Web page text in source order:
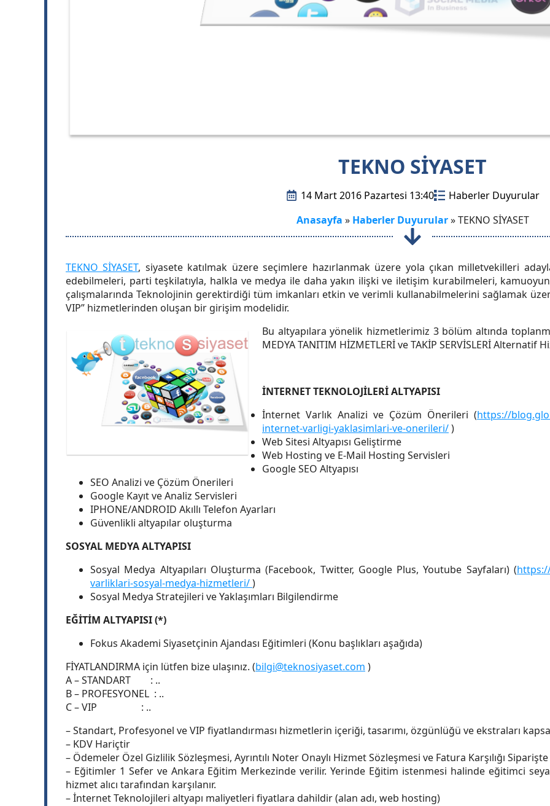
TEKNO SİYASET
14 Mart 2016 Pazartesi 13:40
Haberler Duyurular
Anasayfa » Haberler Duyurular»TEKNO SİYASET
TEKNO SİYASET, siyasete katılmak üzere seçimlere hazırlanmak üzere yola çıkan milletvekilleri
edebilmeleri, parti teşkilatıyla, halkla ve medya ile daha yakın ilişki ve iletişim kurabilmeleri,
çalışmalarında Teknolojinin gerektirdiği tüm imkanları etkin ve verimli kullanabilmelerini sağlamak
VIP” hizmetlerinden oluşan bir girişim modelidir.
Bu altyapılara yönelik hizmetlerimiz 3 bölüm altında
MEDYA TANITIM HİZMETLERİ ve TAKİP SERVİSLERİ
İNTERNET TEKNOLOJİLERİ ALTYAPISI
İnternet Varlık Analizi ve Çözüm Önerileri (https://
internet-varligi-yaklasimlari-ve-onerileri/)
Web Sitesi Altyapısı Geliştirme
Web Hosting ve E-Mail Hosting Servisleri
Google SEO Altyapısı
SEO Analizi ve Çözüm Önerileri
Google Kayıt ve Analiz Servisleri
IPHONE/ANDROID Akıllı Telefon Ayarları
Güvenlikli altyapılar oluşturma
SOSYAL MEDYA ALTYAPISI
Sosyal Medya Altyapıları Oluşturma (Facebook, Twitter, Google Plus, Youtube Sayfaları) (
varliklari-sosyal-medya-hizmetleri/)
Sosyal Medya Stratejileri ve Yaklaşımları Bilgilendirme
EĞİTİM ALTYAPISI (*)
Fokus Akademi Siyasetçinin Ajandası Eğitimleri (Konu başlıkları aşağıda)
FİYATLANDIRMA için lütfen bize ulaşınız. (bilgi@teknosiyaset.com )
A – STANDART : ..
B – PROFESYONEL : ..
C – VIP : ..
– Standart, Profesyonel ve VIP fiyatlandırması hizmetlerin içeriği, tasarımı, özgünlüğü ve ekstraları
– KDV Hariçtir
– Ödemeler Özel Gizlilik Sözleşmesi, Ayrıntılı Noter Onaylı Hizmet Sözleşmesi ve Fatura Karşılığı Siparişte
– Eğitimler 1 Sefer ve Ankara Eğitim Merkezinde verilir. Yerinde Eğitim istenmesi halinde eğitimci
hizmet alıcı tarafından karşılanır.
– İnternet Teknolojileri altyapı maliyetleri fiyatlara dahildir (alan adı, web hosting)